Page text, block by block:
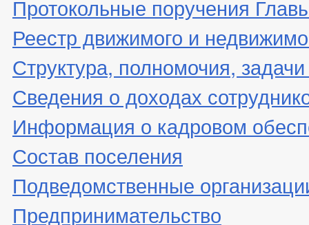
Протокольные поручения
Реестр движимого и
Структура, полномочия,
Сведения о доходах
Информация о кадровом
Состав поселения
Подведомственные
Предпринимательство